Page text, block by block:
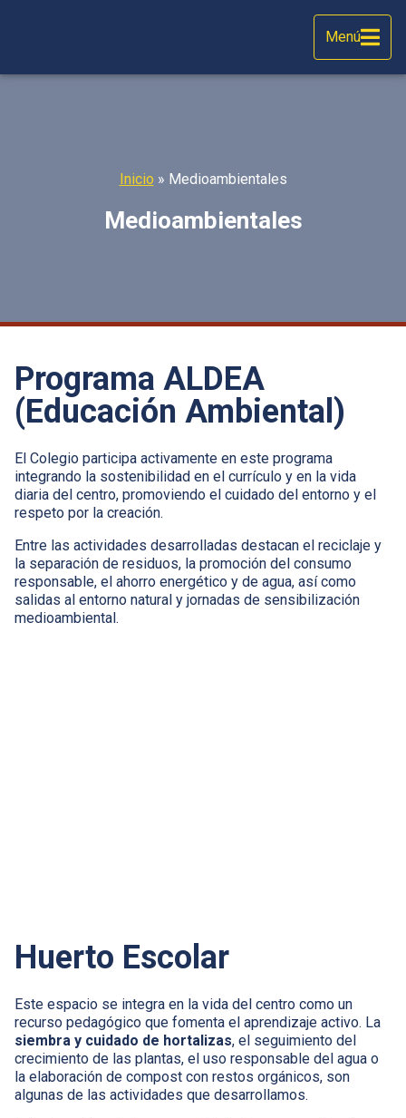
Menú
Inicio » Medioambientales
Medioambientales
Programa ALDEA
(Educación Ambiental)
El Colegio participa activamente en este programa
integrando la sostenibilidad en el currículo y en la vida
diaria del centro, promoviendo el cuidado del entorno y el
respeto por la creación.
Entre las actividades desarrolladas destacan el reciclaje y
la separación de residuos, la promoción del consumo
responsable, el ahorro energético y de agua, así como
salidas al entorno natural y jornadas de sensibilización
medioambiental.
Huerto Escolar
Este espacio se integra en la vida del centro como un
recurso pedagógico que fomenta el aprendizaje activo. La
siembra y cuidado de hortalizas, el seguimiento del
crecimiento de las plantas, el uso responsable del agua o
la elaboración de compost con restos orgánicos, son
algunas de las actividades que desarrollamos.